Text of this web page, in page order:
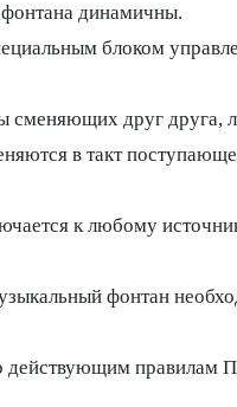
фонтана динамичны.
блоком
сменяющих друг
в такт
к любому
фонтан
действующим